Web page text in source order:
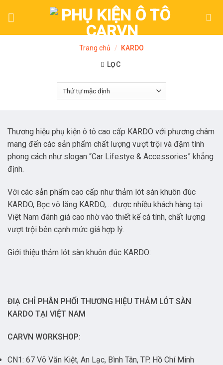
Trang chủ / KARDO
LỌC
Thương hiệu phụ kiện ô tô cao cấp KARDO với phương châm
mang đến các sản phẩm chất lượng vượt trội và đậm tính
phong cách như slogan “Car Lifestye & Accessories” khẳng
định.
Với các sản phẩm cao cấp như thảm lót sàn khuôn đúc
KARDO, Bọc vô lăng KARDO,… được nhiều khách hàng tại
Việt Nam đánh giá cao nhờ vào thiết kế cá tính, chất lượng
vượt trội bên cạnh mức giá hợp lý.
Giới thiệu thảm lót sàn khuôn đúc KARDO:
ĐIẠ CHỈ PHÂN PHỐI THƯƠNG HIỆU THẢM LÓT SÀN
KARDO TẠI VIỆT NAM
CARVN WORKSHOP:
CN1: 67 Võ Văn Kiệt, An Lạc, Bình Tân, TP. Hồ Chí Minh